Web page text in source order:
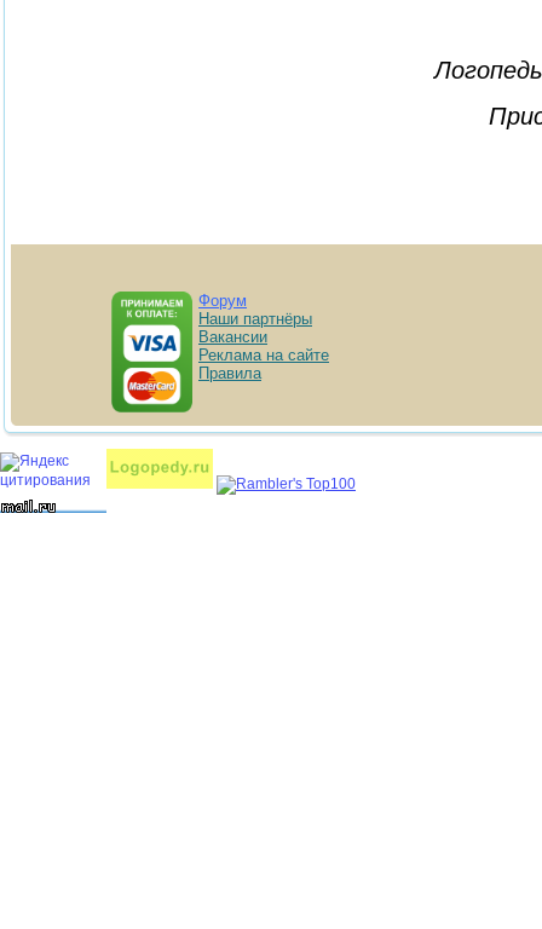
Форум
Наши партнёры
Вакансии
Реклама на сайте
Правила